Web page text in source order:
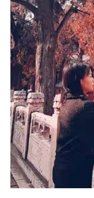
在
线
留
言